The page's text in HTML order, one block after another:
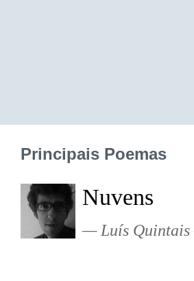
Principais Poemas
Nuvens
Luís Quintais